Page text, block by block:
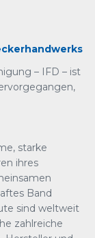
– IFD – ist
starke
ihres
Band
sind weltweit
zahlreiche